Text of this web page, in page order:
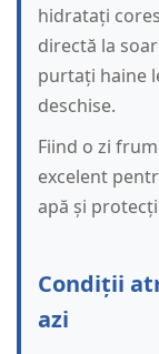
hidratați
directă la
purtați haine
deschise.
Fiind o zi
excelent
apă și
Condiții
azi